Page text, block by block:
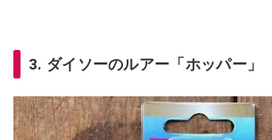
3. ダイソーのルアー「ホッパー」